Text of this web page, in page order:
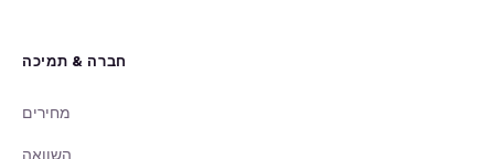
חברה & תמיכה
מחירים
השוואה